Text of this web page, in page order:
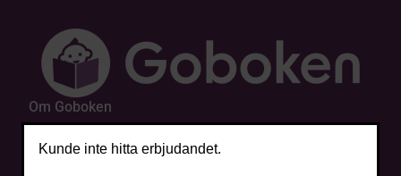
Kunde inte hitta erbjudandet.
Om Goboken
Kundservice